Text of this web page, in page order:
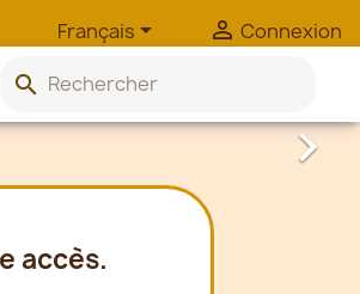
Français  Connexion
search

accès.